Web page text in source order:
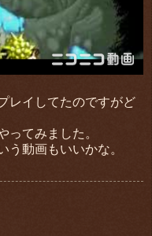
レイしてたのですがど
ってみました。
う動画もいいかな。